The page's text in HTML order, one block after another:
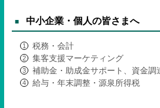
中小企業・個人の皆さまへ
税務・会計
集客支援マーケティング
補助金・助成金サポート、資金調
給与・年末調整・源泉所得税